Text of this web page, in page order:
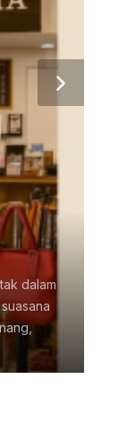
dalam